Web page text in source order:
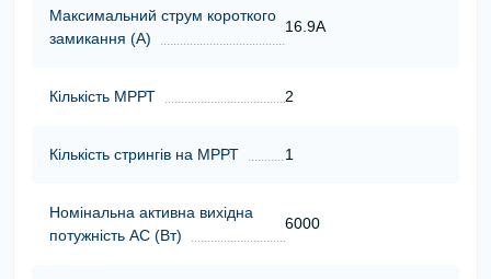
Максимальний струм короткого
замикання (А)
16.9A
Кількість МРРТ 2
Кількість стрингів на МРРТ 1
Номінальна активна вихідна
потужність АС (Вт)
6000